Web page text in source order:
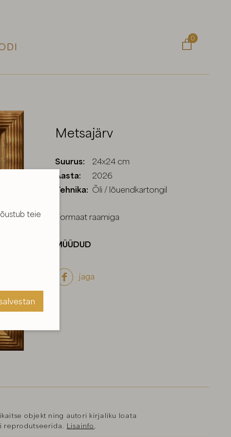
0

Metsajärv
Suurus:
24x24 cm
Aasta:
2026
Tehnika: Õli / lõuendkartongil
Formaat raamiga
MÜÜDUD
 jaga
objekt ning autori kirjaliku loata
reprodutseerida. Lisainfo
teie